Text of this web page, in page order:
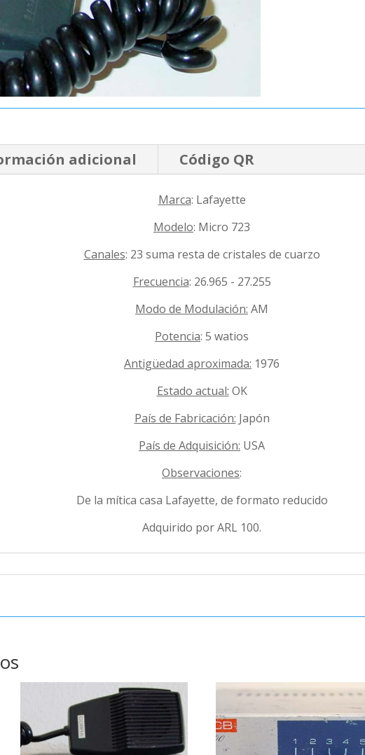
adicional Código QR
Marca: Lafayette
Modelo: Micro 723
Canales: 23 suma resta de cristales de cuarzo
Frecuencia: 26.965 - 27.255
Modo de Modulación: AM
Potencia: 5 watios
Antigüedad aproximada: 1976
Estado actual: OK
País de Fabricación: Japón
País de Adquisición: USA
Observaciones:
De la mítica casa Lafayette, de formato reducido
Adquirido por ARL 100.